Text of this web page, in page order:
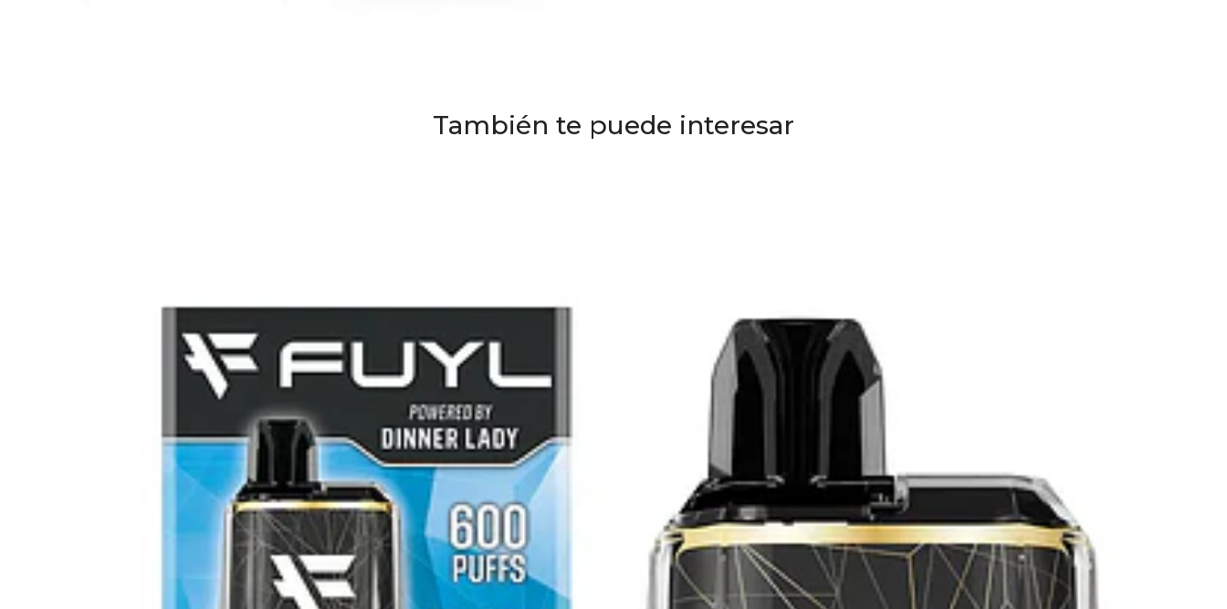
También te puede interesar